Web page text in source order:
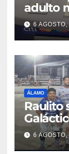
adulto
6
ÁLAMO
Raulito
6